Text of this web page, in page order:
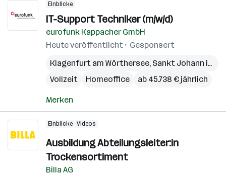
Einblicke
IT-Support Techniker (m/w/d)
eurofunk Kappacher GmbH
Heute veröffentlicht
Gesponsert
Klagenfurt am Wörthersee, Sankt Johann im Pongau
Vollzeit
Homeoffice ab 45.738 € jährlich
Merken
Einblicke Videos
Ausbildung Abteilungsleiter:in
Trockensortiment
Billa AG